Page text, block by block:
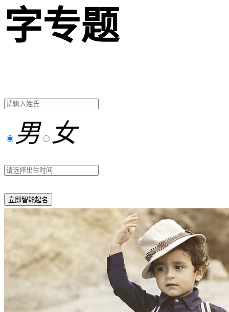
字专题
男 女
立即智能起名